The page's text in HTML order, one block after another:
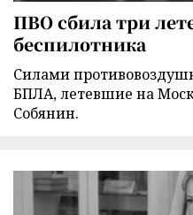
ПВО сбила три
беспилотника
Силами
БПЛА, летевшие на
Собянин.